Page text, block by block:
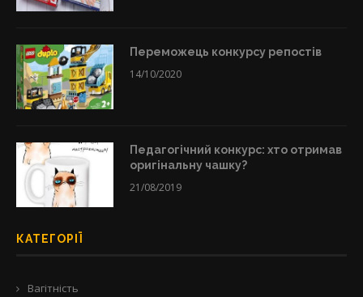
Переможець конкурсу репостів
14/10/2020
Педагогічний конкурс: хто отримав
оригінальну чашку?
21/08/2019
КАТЕГОРІЇ
Вагітність